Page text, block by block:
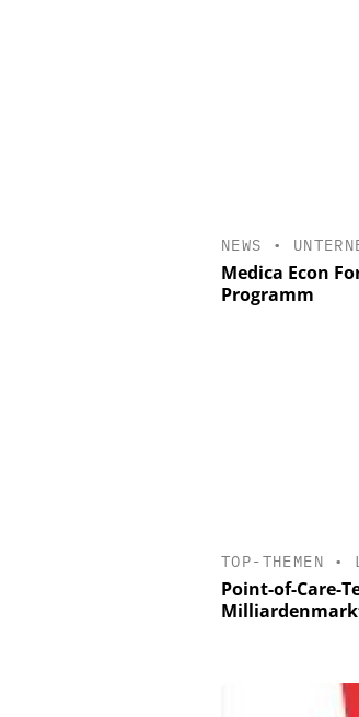
NEWS •
Medica Econ
Programm
TOP-THEMEN •
Point-of-Care-